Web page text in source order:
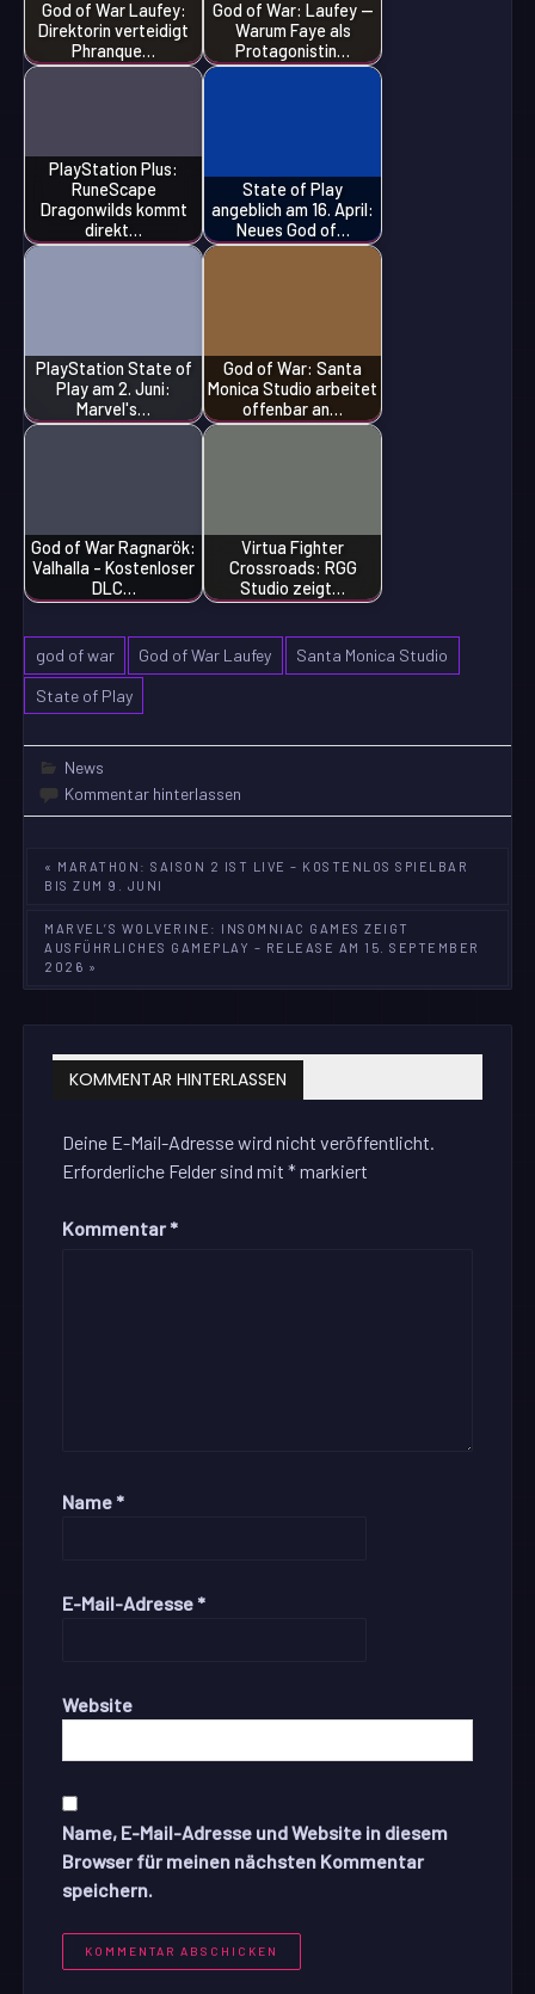
God of War Laufey:
Direktorin verteidigt
Phranque…
God of War: Laufey —
Warum Faye als
Protagonistin…
PlayStation Plus:
RuneScape
Dragonwilds kommt
direkt…
State of Play
angeblich am 16. April:
Neues God of…
PlayStation State of
Play am 2. Juni:
Marvel's…
God of War: Santa
Monica Studio arbeitet
offenbar an…
God of War Ragnarök:
Valhalla - Kostenloser
DLC…
Virtua Fighter
Crossroads: RGG
Studio zeigt…
god of war God of War Laufey
Santa Monica Studio
State of Play
News
Kommentar hinterlassen
Beitragsnavigation
« MARATHON: SAISON 2 IST LIVE – KOSTENLOS SPIELBAR
BIS ZUM 9. JUNI
MARVEL’S WOLVERINE: INSOMNIAC GAMES ZEIGT
AUSFÜHRLICHES GAMEPLAY – RELEASE AM 15. SEPTEMBER
2026 »
KOMMENTAR HINTERLASSEN
Deine E-Mail-Adresse wird nicht veröffentlicht.
Erforderliche Felder sind mit*markiert
Kommentar *
Name *
E-Mail-Adresse *
Website
Name, E-Mail-Adresse und Website in diesem
Browser für meinen nächsten Kommentar
speichern.